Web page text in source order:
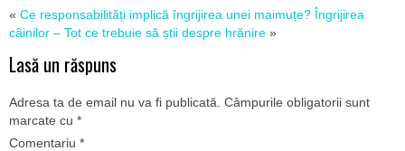
« Ce responsabilități implică îngrijirea unei maimuțe? Îngrijirea
câinilor – Tot ce trebuie să știi despre hrănire »
Lasă un răspuns
Adresa ta de email nu va fi publicată. Câmpurile obligatorii sunt
marcate cu *
Comentariu *